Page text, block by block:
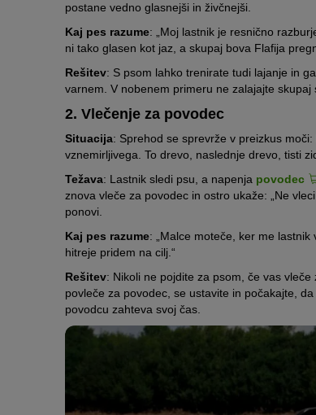
postane vedno glasnejši in živčnejši.
Kaj pes razume: „Moj lastnik je resnično
ni tako glasen kot jaz, a skupaj bova Flafija
Rešitev: S psom lahko trenirate tudi lajanje in
varnem. V nobenem primeru ne zalajajte skupaj
2. Vlečenje za povodec
Situacija: Sprehod se sprevrže v preizkus
vznemirljivega. To drevo, naslednje drevo, tisti
Težava: Lastnik sledi psu, a napenja povodec
znova vleče za povodec in ostro ukaže: „Ne
ponovi.
Kaj pes razume: „Malce moteče, ker me
hitreje pridem na cilj.“
Rešitev: Nikoli ne pojdite za psom, če vas
povleče za povodec, se ustavite in počakajte,
povodcu zahteva svoj čas.